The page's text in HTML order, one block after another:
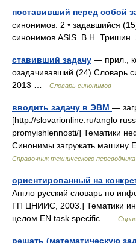
поставивший перед собой
синонимов: 2 • задавшийся
синонимов ASIS. В.Н.
ставивший задачу — прил.,
озадачивавший (24) Словарь
2013 …
Словарь синонимов
вводить задачу в ЭВМ —
[http://slovarionline.ru/anglo
promyishlennosti/] Тематики
Синонимы загружать машину
Справочник технического переводчика
ориентированный на
Англо русский словарь по
ГП ЦНИИС, 2003.] Тематики
целом EN task specific …
решать (математическую